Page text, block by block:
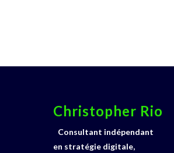
Christopher Rio
Consultant indépendant
en stratégie digitale,